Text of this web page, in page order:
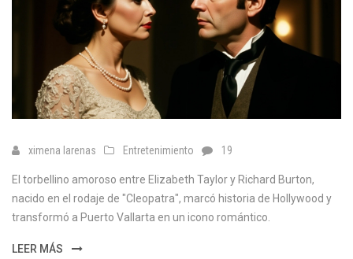
ximena larenas Entretenimiento 19
El torbellino amoroso entre Elizabeth Taylor y Richard Burton,
nacido en el rodaje de "Cleopatra", marcó historia de Hollywood y
transformó a Puerto Vallarta en un icono romántico.
LEER MÁS